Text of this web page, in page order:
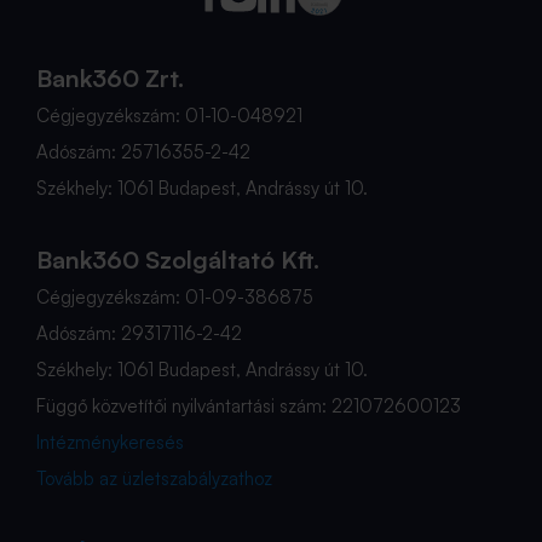
Bank360 Zrt.
Cégjegyzékszám: 01-10-048921
Adószám: 25716355-2-42
Székhely: 1061 Budapest, Andrássy út 10.
Bank360 Szolgáltató Kft.
Cégjegyzékszám: 01-09-386875
Adószám: 29317116-2-42
Székhely: 1061 Budapest, Andrássy út 10.
Függő közvetítői nyilvántartási szám: 221072600123
Intézménykeresés
Tovább az üzletszabályzathoz